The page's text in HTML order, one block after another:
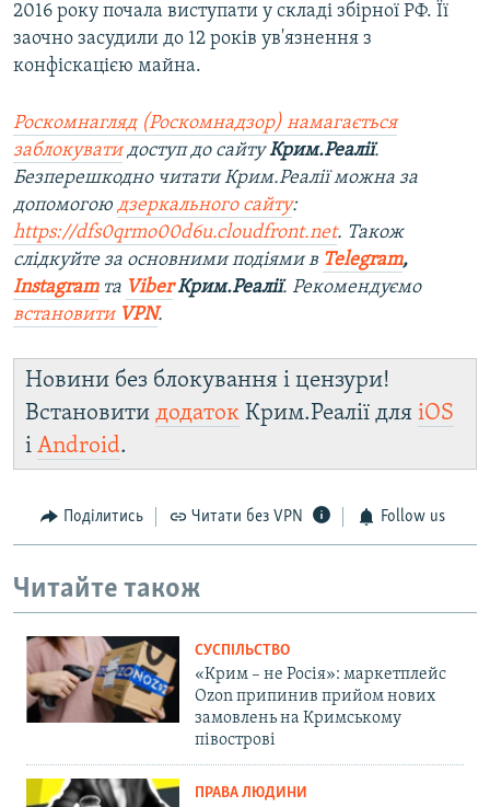
2016 року почала виступати у складі збірної РФ. Її
заочно засудили до 12 років ув'язнення з
конфіскацією майна.
Роскомнагляд (Роскомнадзор) намагається
заблокуватидоступ до сайтуКрим.Реалії.
Безперешкодно читати Крим.Реалії можна за
допомогою дзеркального сайту:
https://dfs0qrmo00d6u.cloudfront.net. Також
слідкуйте за основними подіями в Telegram,
Instagramта ViberКрим.Реалії. Рекомендуємо
встановити VPN.
Новини без блокування і цензури!
Встановити додаток Крим.Реалії для iOS
і Android.
Поділитись Читати без VPN Follow us
Читайте також
СУСПІЛЬСТВО
«Крим – не Росія»: маркетплейс
Ozon припинив прийом нових
замовлень на Кримському
півострові
ПРАВА ЛЮДИНИ